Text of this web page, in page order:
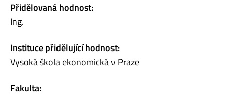
Přidělovaná hodnost:
Ing.
Instituce přidělující hodnost:
Vysoká škola ekonomická v Praze
Fakulta: